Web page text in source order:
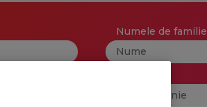
Numele de familie